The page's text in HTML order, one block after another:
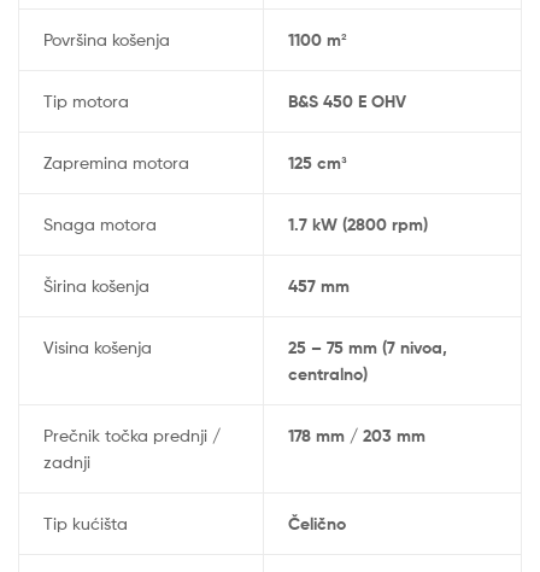
Površina košenja 1100 m²
Tip motora B&S 450 E OHV
Zapremina motora 125 cm³
Snaga motora 1.7 kW (2800 rpm)
Širina košenja 457 mm
Visina košenja
25 – 75 mm (7 nivoa,
centralno)
Prečnik točka prednji /
zadnji
178 mm / 203 mm
Tip kućišta Čelično